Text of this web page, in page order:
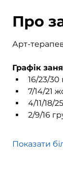
Про
Арт-
Графік
16/23/30
7/14/21
4/11/18/
2/9/16
Показати